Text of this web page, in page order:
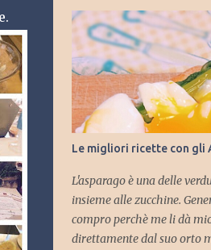
ma soprattutto, insieme a
eventi organizzati dal
dell'Asparago Piacentino ,
protagonista proprio uno
mese di Aprile!! Durante il
26/03/2016 al 06/06/2016
provincia sarà ricca di
"Rassegna gastronomica
Piacentino", proposta da
Agriturismi della zona , ...
per veri intenditori ed
profumi e sapori di piatti
Le migliori ricette con gli
L'asparago è una delle
insieme alle zucchine.
compro perchè me li dà
direttamente dal suo orto